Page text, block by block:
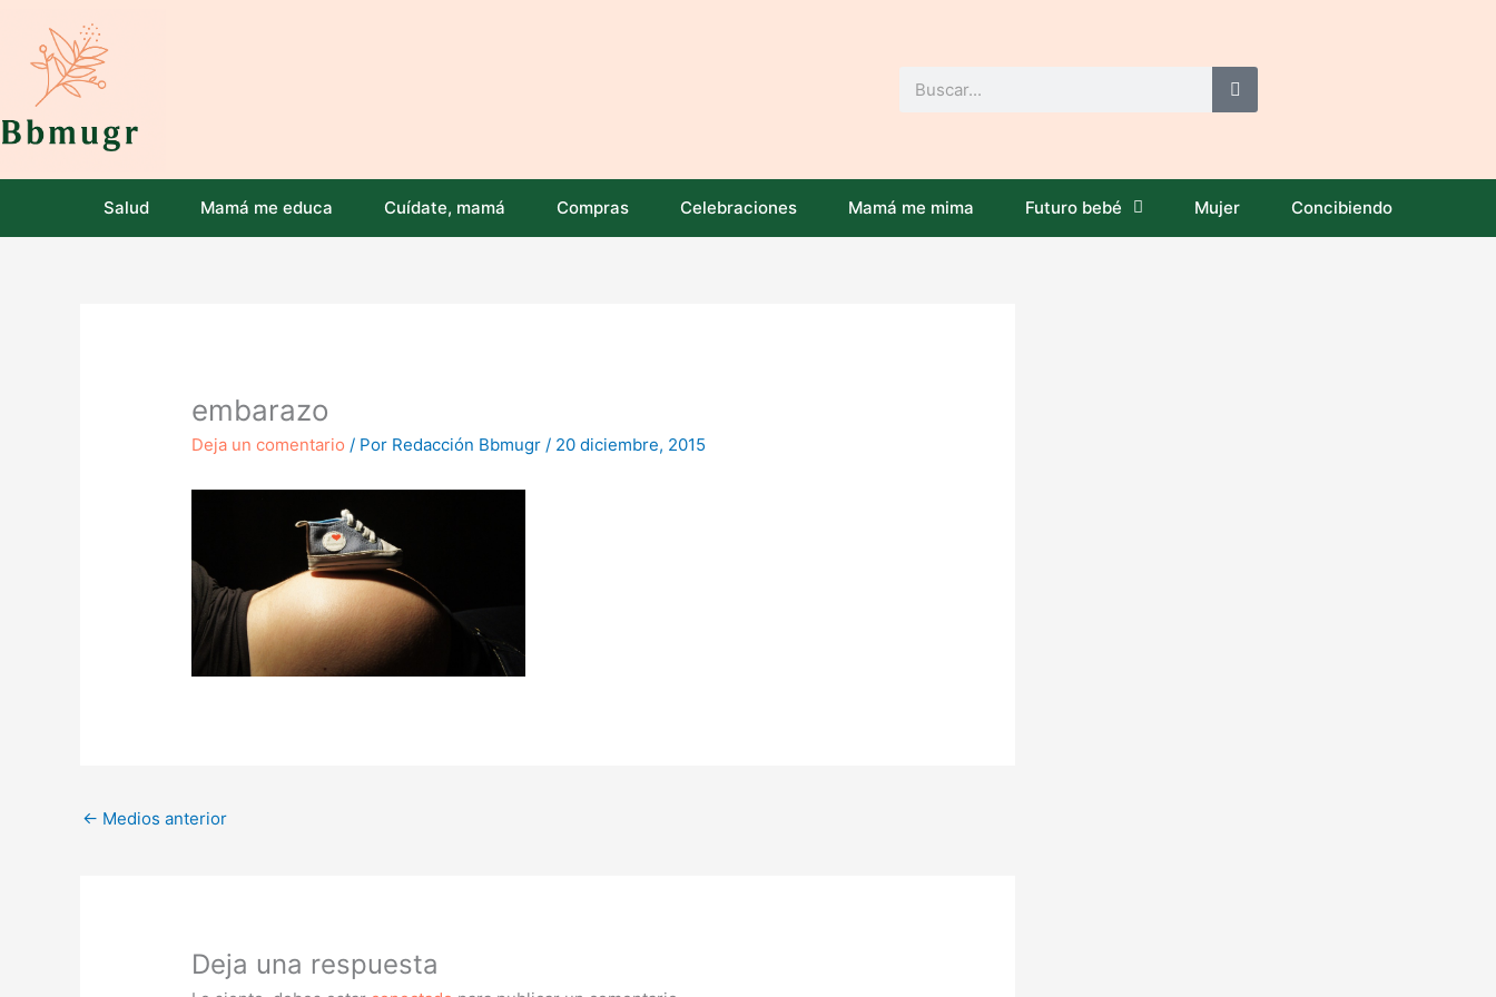
contenido
Salud Mamá me educa Cuídate, mamá Compras Celebraciones Mamá me mima Futuro bebé Mujer Concibiendo
embarazo
Deja un comentario / Por Redacción Bbmugr/ 20 diciembre, 2015
← Medios anterior
Deja una respuesta